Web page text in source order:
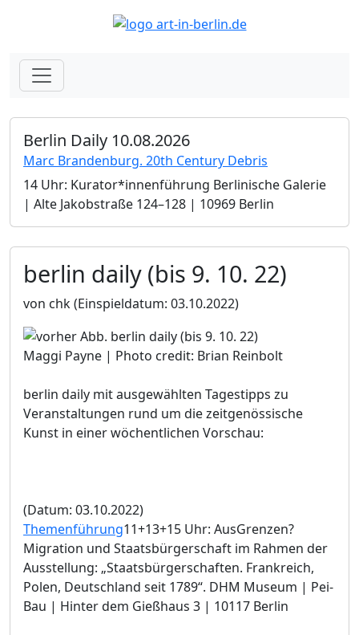
Berlin Daily 10.08.2026
Marc Brandenburg. 20th Century Debris
14 Uhr: Kurator*innenführung Berlinische Galerie
| Alte Jakobstraße 124–128 | 10969 Berlin
berlin daily (bis 9. 10. 22)
von chk(Einspieldatum: 03.10.2022)
Maggi Payne | Photo credit: Brian Reinbolt
berlin daily mit ausgewählten Tagestipps zu
Veranstaltungen rund um die zeitgenössische
Kunst in einer wöchentlichen Vorschau:
(Datum: 03.10.2022)
Themenführung11+13+15 Uhr: AusGrenzen?
Migration und Staatsbürgerschaft im Rahmen der
Ausstellung: „Staatsbürgerschaften. Frankreich,
Polen, Deutschland seit 1789“. DHM Museum | Pei-
Bau | Hinter dem Gießhaus 3 | 10117 Berlin